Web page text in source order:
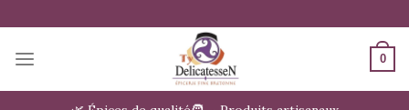
au
contenu
0